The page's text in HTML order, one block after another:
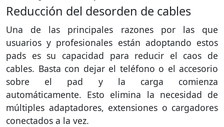
Reducción del desorden de cables
Una de las principales razones por las que
usuarios y profesionales están adoptando estos
pads es su capacidad para reducir el caos de
cables. Basta con dejar el teléfono o el accesorio
sobre el pad y la carga comienza
automáticamente. Esto elimina la necesidad de
múltiples adaptadores, extensiones o cargadores
conectados a la vez.